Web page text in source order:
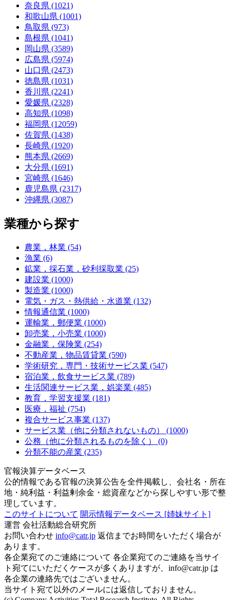
奈良県 (1021)
和歌山県 (1001)
鳥取県 (973)
島根県 (1041)
岡山県 (3589)
広島県 (5974)
山口県 (2473)
徳島県 (1031)
香川県 (2241)
愛媛県 (2328)
高知県 (1098)
福岡県 (12059)
佐賀県 (1438)
長崎県 (1920)
熊本県 (2669)
大分県 (1691)
宮崎県 (1646)
鹿児島県 (2317)
沖縄県 (3087)
業種から探す
農業，林業 (54)
漁業 (6)
鉱業，採石業，砂利採取業 (25)
建設業 (1000)
製造業 (1000)
電気・ガス・熱供給・水道業 (132)
情報通信業 (1000)
運輸業，郵便業 (1000)
卸売業，小売業 (1000)
金融業，保険業 (254)
不動産業，物品賃貸業 (590)
学術研究，専門・技術サービス業 (547)
宿泊業，飲食サービス業 (789)
生活関連サービス業，娯楽業 (485)
教育，学習支援業 (181)
医療，福祉 (754)
複合サービス事業 (137)
サービス業（他に分類されないもの） (1000)
公務（他に分類されるものを除く） (0)
分類不能の産業 (235)
官報決算データベース
公的情報である官報の決算公告を全件掲載し、会社名・所在
地・純利益・利益剰余金・総資産などから探しやすい形で整
理しています。
このサイトについて 開示情報データベース [姉妹サイト]
運営 会社活動総合研究所
お問い合わせ info@catr.jp 返信までお時間をいただく場合が
あります。
各企業宛てのご連絡について 各企業宛てのご連絡を当サイ
ト宛てにいただくケースが多くありますが、info@catr.jp は
各企業の連絡先ではございません。
当サイト宛て以外のメールには返信しておりません。